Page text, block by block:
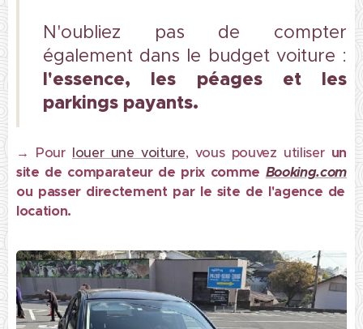
N'oubliez pas de compter
également dans le budget voiture :
l'essence, les péages et les
parkings payants.
→ Pour louer une voiture, vous pouvez utiliser un
site de comparateur de prix comme Booking.com
ou passer directement par le site de l'agence de
location.